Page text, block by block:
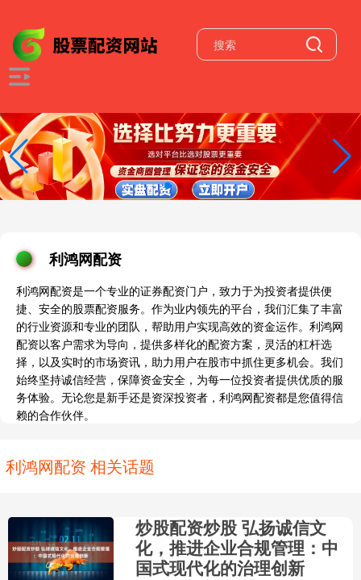
利鸿网配资
利鸿网配资是一个专业的证券配资门户，致力于为投资者提供便
捷、安全的股票配资服务。作为业内领先的平台，我们汇集了丰富
的行业资源和专业的团队，帮助用户实现高效的资金运作。利鸿网
配资以客户需求为导向，提供多样化的配资方案，灵活的杠杆选
择，以及实时的市场资讯，助力用户在股市中抓住更多机会。我们
始终坚持诚信经营，保障资金安全，为每一位投资者提供优质的服
务体验。无论您是新手还是资深投资者，利鸿网配资都是您值得信
赖的合作伙伴。
利鸿网配资 相关话题
炒股配资炒股 弘扬诚信文
化，推进企业合规管理：中
国式现代化的治理创新